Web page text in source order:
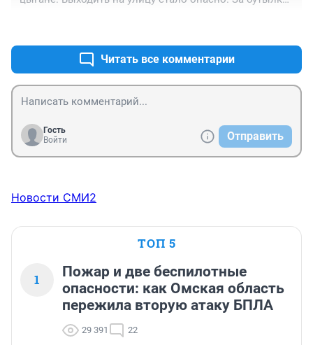
Читать все комментарии
Гость
Войти
Отправить
Новости СМИ2
ТОП 5
1
Пожар и две беспилотные
опасности: как Омская область
пережила вторую атаку БПЛА
29 391 22